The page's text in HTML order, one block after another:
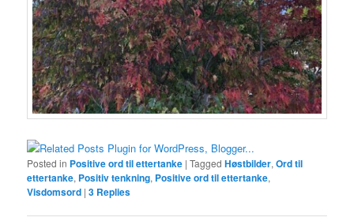
Posted in Positive ord til ettertanke |Tagged Høstbilder,Ord til
ettertanke, Positiv tenkning, Positive ord til ettertanke,
Visdomsord |3 Replies